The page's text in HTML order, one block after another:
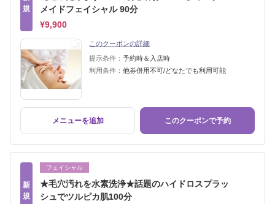
規
メイドフェイシャル 90分
¥9,900
このクーポンの詳細
提示条件： 予約時＆入店時
利用条件： 他券併用不可/どなたでも利用可能
メニューを追加 このクーポンで予約
新
規
フェイシャル
★毛穴汚れを水素洗浄★話題のハイドロスプラッ
シュでツルピカ肌100分